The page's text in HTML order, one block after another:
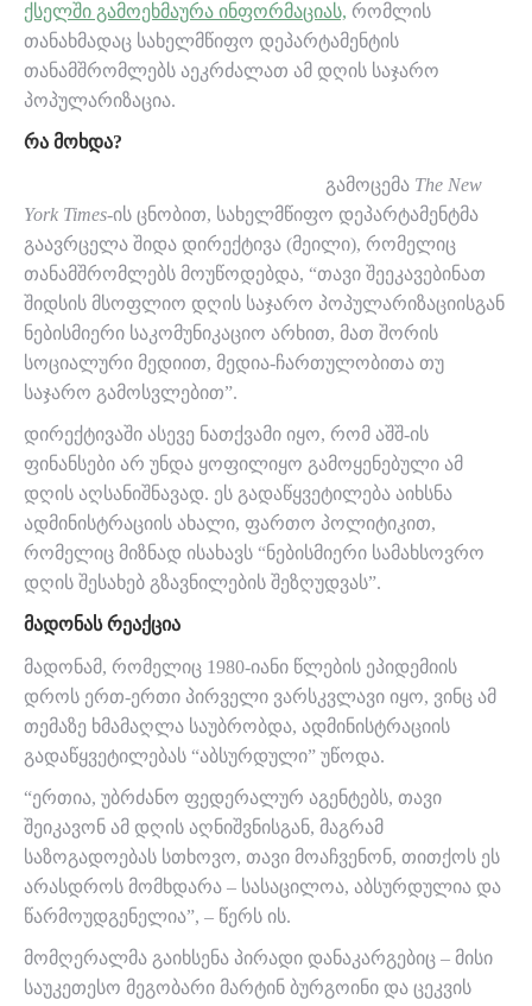
ქსელში გამოეხმაურა ინფორმაციას, რომლის
თანახმადაც სახელმწიფო დეპარტამენტის
თანამშრომლებს აეკრძალათ ამ დღის საჯარო
პოპულარიზაცია.
ᲠᲐ ᲛᲝᲮᲓᲐ?
გამოცემა The New
York Times-ის ცნობით, სახელმწიფო დეპარტამენტმა
გაავრცელა შიდა დირექტივა (მეილი), რომელიც
თანამშრომლებს მოუწოდებდა, “თავი შეეკავებინათ
შიდსის მსოფლიო დღის საჯარო პოპულარიზაციისგან
ნებისმიერი საკომუნიკაციო არხით, მათ შორის
სოციალური მედიით, მედია-ჩართულობითა თუ
საჯარო გამოსვლებით”.
დირექტივაში ასევე ნათქვამი იყო, რომ აშშ-ის
ფინანსები არ უნდა ყოფილიყო გამოყენებული ამ
დღის აღსანიშნავად. ეს გადაწყვეტილება აიხსნა
ადმინისტრაციის ახალი, ფართო პოლიტიკით,
რომელიც მიზნად ისახავს “ნებისმიერი სამახსოვრო
დღის შესახებ გზავნილების შეზღუდვას”.
ᲛᲐᲓᲝᲜᲐᲡ ᲠᲔᲐᲥᲪᲘᲐ
მადონამ, რომელიც 1980-იანი წლების ეპიდემიის
დროს ერთ-ერთი პირველი ვარსკვლავი იყო, ვინც ამ
თემაზე ხმამაღლა საუბრობდა, ადმინისტრაციის
გადაწყვეტილებას “აბსურდული” უწოდა.
“ერთია, უბრძანო ფედერალურ აგენტებს, თავი
შეიკავონ ამ დღის აღნიშვნისგან, მაგრამ
საზოგადოებას სთხოვო, თავი მოაჩვენონ, თითქოს ეს
არასდროს მომხდარა – სასაცილოა, აბსურდულია და
წარმოუდგენელია”, – წერს ის.
მომღერალმა გაიხსენა პირადი დანაკარგებიც – მისი
საუკეთესო მეგობარი მარტინ ბურგოინი და ცეკვის